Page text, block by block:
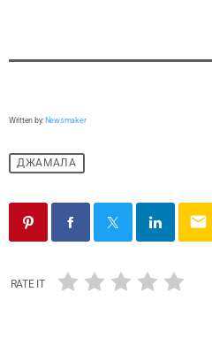
Written by: Newsmaker
ДЖАМАЛА
email
RATE IT